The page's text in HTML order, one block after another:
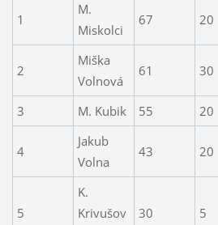
1
M.
Miskolci
67 20
2
Miška
Volnová
61 30
3 M. Kubik 55 20
4
Jakub
Volna
43 20
5
K.
Krivušov
30 5